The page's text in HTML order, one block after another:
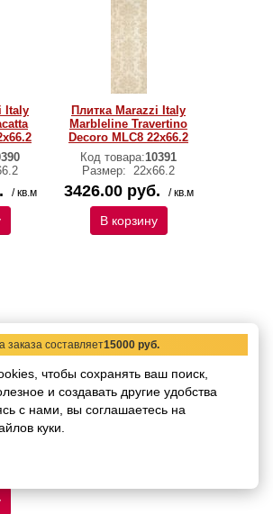
Italy
/ кв.м
Плитка Marazzi Italy
Marbleline Travertino
Decoro MLC8 22х66.2
Код товара:10391
Размер: 22х66.2
3426.00 руб. / кв.м
В корзину
Italy
составляет15000 руб.
чтобы сохранять ваш поиск,
и создавать другие удобства
с нами, вы соглашаетесь на
куки.